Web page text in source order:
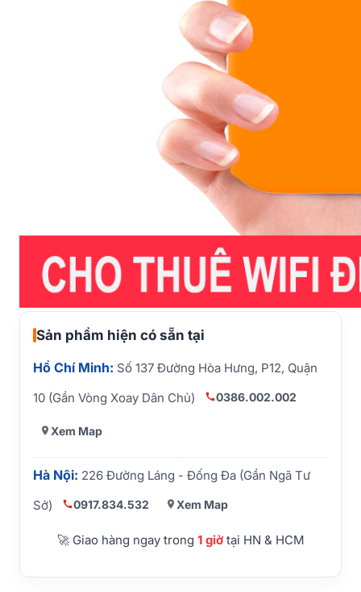
Sản phẩm hiện có sẵn tại
Hồ Chí Minh: Số 137 Đường Hòa Hưng, P12, Quận
10 (Gần Vòng Xoay Dân Chủ)
0386.002.002
Xem Map
Hà Nội: 226 Đường Láng - Đống Đa (Gần Ngã Tư
Sở)
0917.834.532 Xem Map
🚀 Giao hàng ngay trong 1 giờtại HN & HCM